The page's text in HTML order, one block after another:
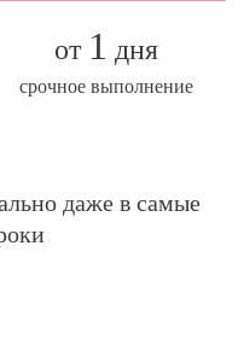
от 1 дня
срочное выполнение
даже в самые